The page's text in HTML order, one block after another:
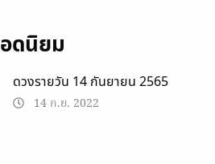
ดนิยม
ดวงรายวัน 14 กันยายน 2565
14 ก.ย. 2022